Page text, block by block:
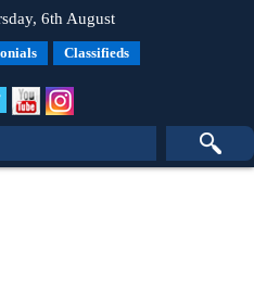
6th August
Classifieds